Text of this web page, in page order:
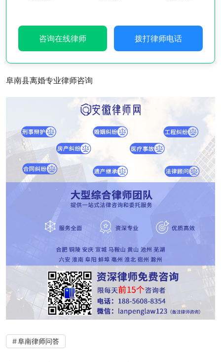
咨询在线律师 拨打律师电话
阜南县离婚专业律师咨询
阜南律师问答